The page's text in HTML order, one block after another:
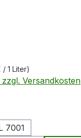
/ 1 Liter)
Versandkosten
7001